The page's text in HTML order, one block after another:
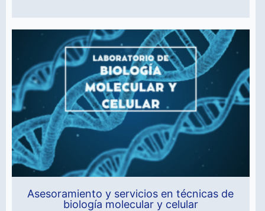
Asesoramiento y servicios en técnicas de
biología molecular y celular